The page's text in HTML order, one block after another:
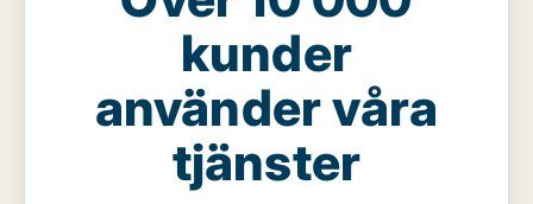
kunder
använder våra
tjänster